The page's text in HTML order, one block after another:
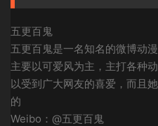
五更百鬼
五更百鬼是一名知名的微博动
主要以可爱风为主，主打各种
以受到广大网友的喜爱，而且
的
Weibo：@五更百鬼